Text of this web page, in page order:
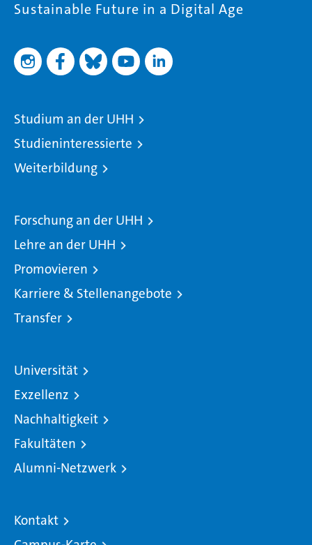
Sustainable Future in a Digital Age
Studium an der UHH
Studieninteressierte
Weiterbildung
Forschung an der UHH
Lehre an der UHH
Promovieren
Karriere & Stellenangebote
Transfer
Universität
Exzellenz
Nachhaltigkeit
Fakultäten
Alumni-Netzwerk
Kontakt